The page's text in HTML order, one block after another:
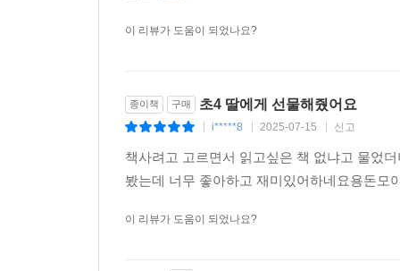
이 리뷰가 도움이 되었나요?
종이책 구매 초4 딸에게 선물해줬어요
i*****8 2025-07-15 신고
책사려고 고르면서 읽고싶은 책 없냐고 물었
봤는데 너무 좋아하고 재미있어하네요용돈
이 리뷰가 도움이 되었나요?